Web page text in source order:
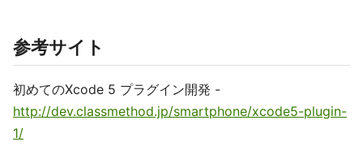
参考サイト
初めてのXcode 5 プラグイン開発 -
http://dev.classmethod.jp/smartphone/xcode5-plugin-
1/